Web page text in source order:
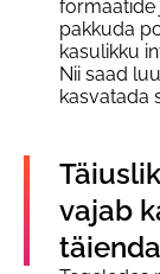
formaatide
pakkuda
kasulikku
Nii saad
kasvatada
vajab